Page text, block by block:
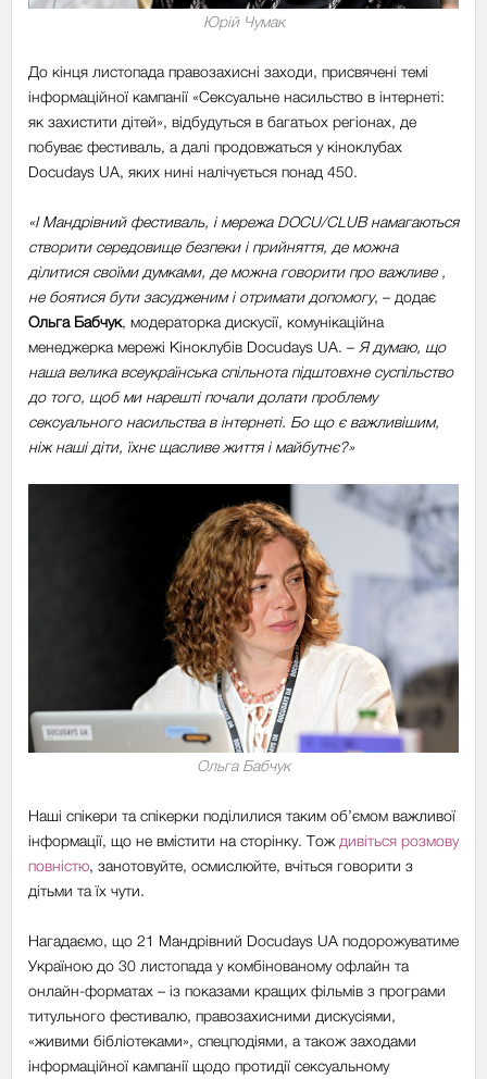
Юрій Чумак
До кінця листопада правозахисні заходи, присвячені темі
інформаційної кампанії «Сексуальне насильство в інтернеті:
як захистити дітей», відбудуться в багатьох регіонах, де
побуває фестиваль, а далі продовжаться у кіноклубах
Docudays UA, яких нині налічується понад 450.
«І Мандрівний фестиваль, і мережа DOCU/CLUB намагаються
створити середовище безпеки і прийняття, де можна
ділитися своїми думками, де можна говорити про важливе ,
не боятися бути засудженим і отримати допомогу, – додає
Ольга Бабчук, модераторка дискусії, комунікаційна
менеджерка мережі Кіноклубів Docudays UA. – Я думаю, що
наша велика всеукраїнська спільнота підштовхне суспільство
до того, щоб ми нарешті почали долати проблему
сексуального насильства в інтернеті. Бо що є важливішим,
ніж наші діти, їхнє щасливе життя і майбутнє?»
Ольга Бабчук
Наші спікери та спікерки поділилися таким об’ємом важливої
інформації, що не вмістити на сторінку. Тож дивіться розмову
повністю, занотовуйте, осмислюйте, вчіться говорити з
дітьми та їх чути.
Нагадаємо, що 21 Мандрівний Docudays UA подорожуватиме
Україною до 30 листопада у комбінованому офлайн та
онлайн-форматах – із показами кращих фільмів з програми
титульного фестивалю, правозахисними дискусіями,
«живими бібліотеками», спецподіями, а також заходами
інформаційної кампанії щодо протидії сексуальному